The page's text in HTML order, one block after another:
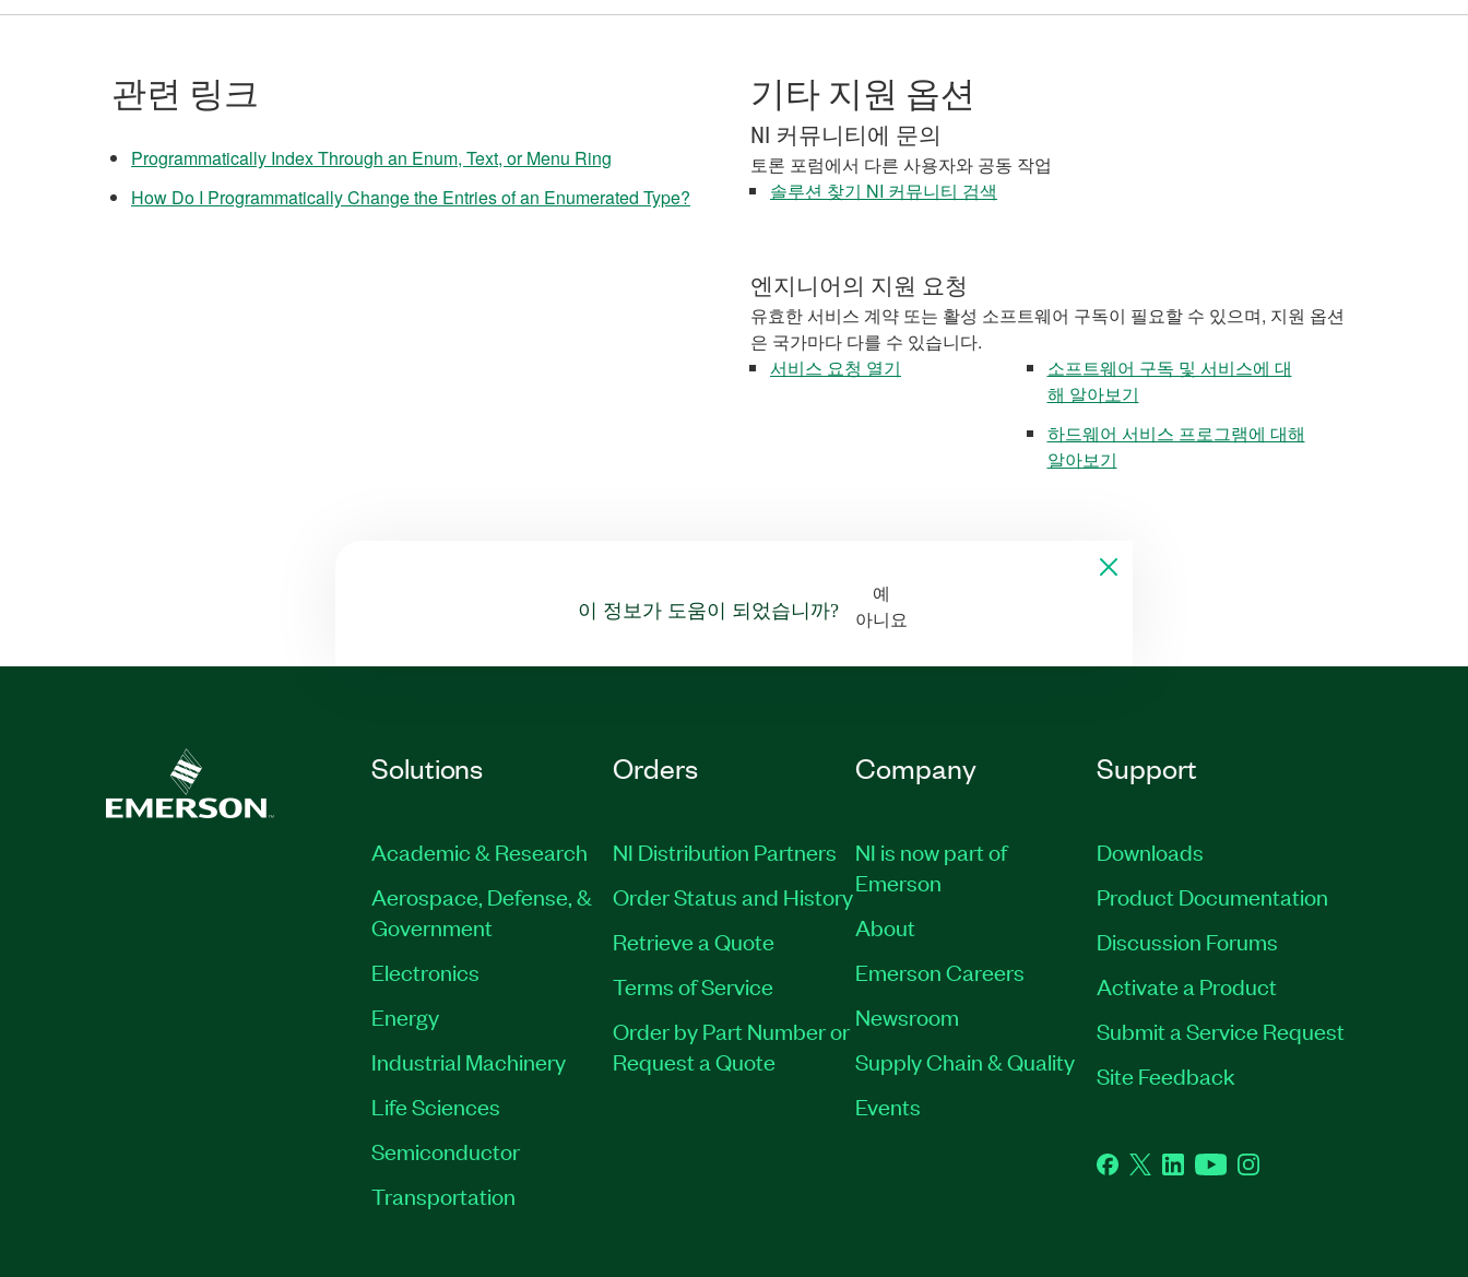
관련 링크
Programmatically Index Through an Enum, Text, or Menu Ring
How Do I Programmatically Change the Entries of an Enumerated Type?
기타 지원 옵션
NI 커뮤니티에 문의
토론 포럼에서 다른 사용자와 공동 작업
솔루션 찾기 NI 커뮤니티 검색
엔지니어의 지원 요청
유효한 서비스 계약 또는 활성 소프트웨어 구독이 필요할 수 있으며, 지원 옵션
은 국가마다 다를 수 있습니다.
서비스 요청 열기
소프트웨어 구독 및 서비스에 대
해 알아보기
하드웨어 서비스 프로그램에 대해
알아보기
이 정보가 도움이 되었습니까?
예
아니요
Solutions
Academic & Research
Aerospace, Defense, &
Government
Electronics
Energy
Industrial Machinery
Life Sciences
Semiconductor
Transportation
Orders
NI Distribution Partners
Order Status and History
Retrieve a Quote
Terms of Service
Order by Part Number or
Request a Quote
Company
NI is now part of
Emerson
About
Emerson Careers
Newsroom
Supply Chain & Quality
Events
Support
Downloads
Product Documentation
Discussion Forums
Activate a Product
Submit a Service Request
Site Feedback
Facebook
TwitterLinkedInYouTubeInstagram